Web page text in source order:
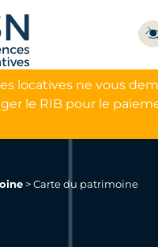
locatives ne vous
le RIB pour le
>Carte du patrimoine